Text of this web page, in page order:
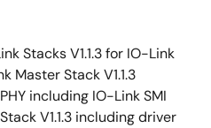
Stacks V1.1.3 for IO-Link
Master Stack V1.1.3
PHY including IO-Link SMI
V1.1.3 including driver